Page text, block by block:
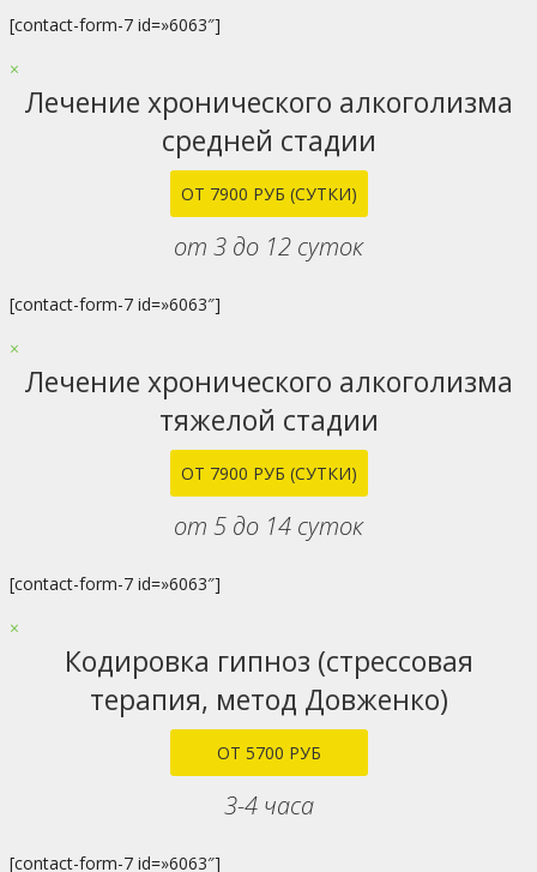
[contact-form-7 id=»6063″]
×
Лечение хронического алкоголизма
средней стадии
ОТ 7900 РУБ (СУТКИ)
от 3 до 12 суток
[contact-form-7 id=»6063″]
×
Лечение хронического алкоголизма
тяжелой стадии
ОТ 7900 РУБ (СУТКИ)
от 5 до 14 суток
[contact-form-7 id=»6063″]
×
Кодировка гипноз (стрессовая
терапия, метод Довженко)
ОТ 5700 РУБ
3-4 часа
[contact-form-7 id=»6063″]